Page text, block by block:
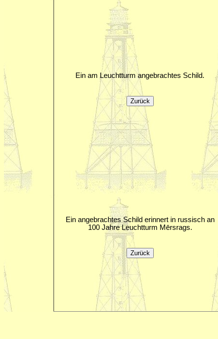
Ein am Leuchtturm angebrachtes Schild.
Ein angebrachtes Schild erinnert in russisch an
100 Jahre Leuchtturm Mērsrags.